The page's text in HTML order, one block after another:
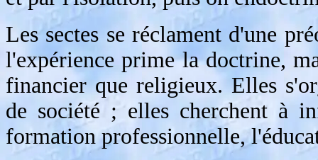
Les sectes se réclament d'une
l'expérience prime la doctrine,
financier que religieux. Elles
de société ; elles cherchent à
formation professionnelle,